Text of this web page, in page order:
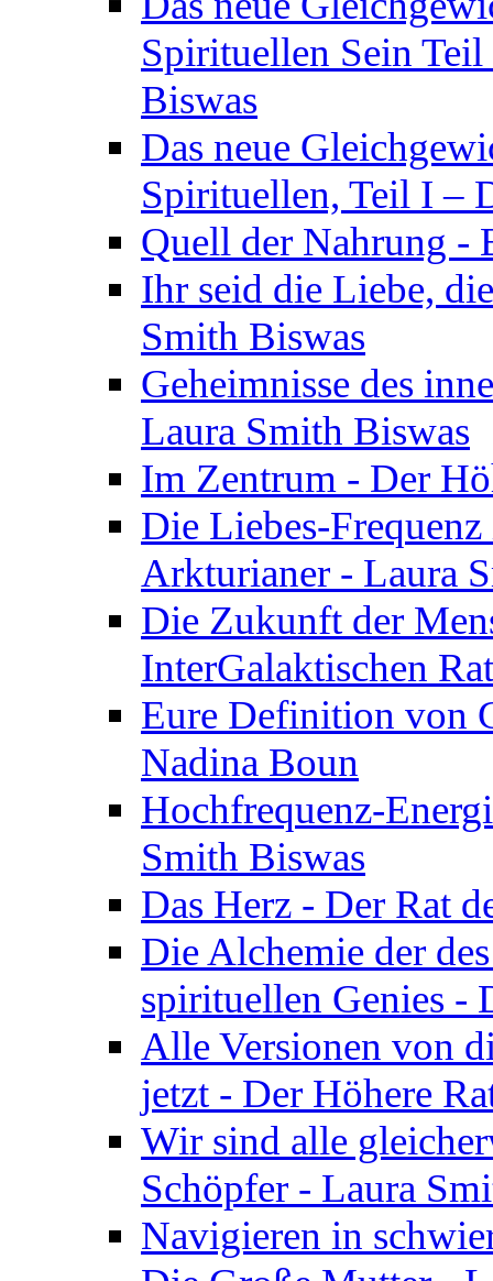
Spirituellen Sein
Biswas
Das neue
Spirituellen, Teil I –
Quell der Nahrung -
Ihr seid die Liebe,
Smith Biswas
Geheimnisse des
Laura Smith Biswas
Im Zentrum - Der
Die Liebes-
Arkturianer - Laura
Die Zukunft der
InterGalaktischen
Eure Definition von
Nadina Boun
Hochfrequenz-
Smith Biswas
Das Herz - Der Rat
Die Alchemie der
spirituellen Genies -
Alle Versionen von
jetzt - Der Höhere
Wir sind alle
Schöpfer - Laura
Navigieren in